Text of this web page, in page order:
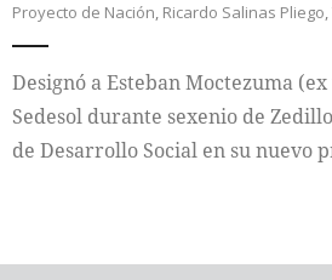
Proyecto de Nación, Ricardo Salinas Pliego,
Designó a Esteban Moctezuma
Sedesol durante sexenio de
de Desarrollo Social en su nuevo